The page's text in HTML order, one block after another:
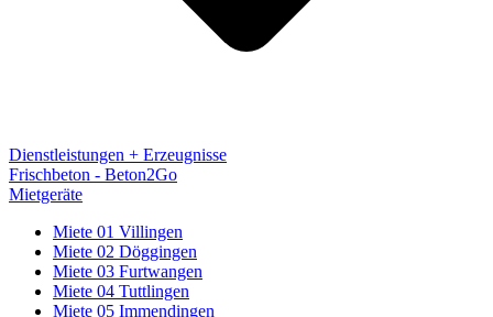
Dienstleistungen + Erzeugnisse
Frischbeton - Beton2Go
Mietgeräte
Miete 01 Villingen
Miete 02 Döggingen
Miete 03 Furtwangen
Miete 04 Tuttlingen
Miete 05 Immendingen